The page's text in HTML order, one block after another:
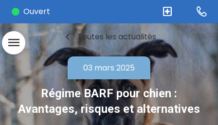
Ouvert local_hospital
menu chevron_left Toutes les actualités
03 mars 2025
Régime BARF pour chien :
Avantages, risques et alternatives